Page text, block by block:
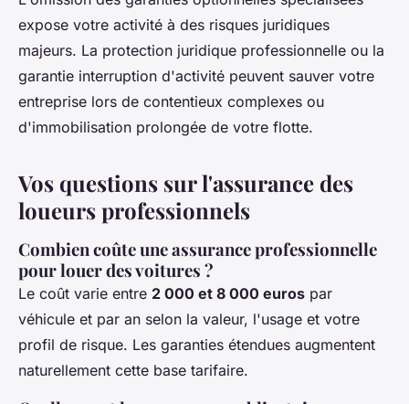
expose votre activité à des risques juridiques
majeurs. La protection juridique professionnelle ou la
garantie interruption d'activité peuvent sauver votre
entreprise lors de contentieux complexes ou
d'immobilisation prolongée de votre flotte.
Vos questions sur l'assurance des
loueurs professionnels
Combien coûte une assurance professionnelle
pour louer des voitures ?
Le coût varie entre 2 000 et 8 000 euros par
véhicule et par an selon la valeur, l'usage et votre
profil de risque. Les garanties étendues augmentent
naturellement cette base tarifaire.